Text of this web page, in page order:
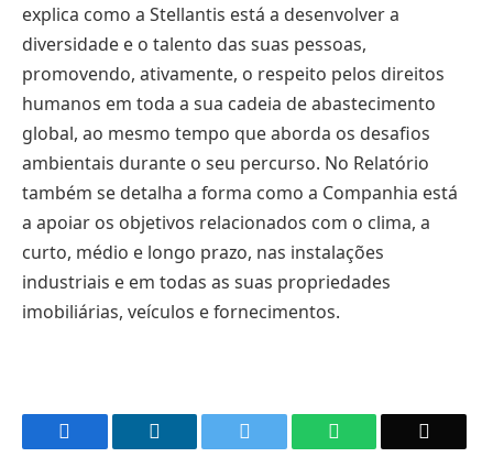
explica como a Stellantis está a desenvolver a
diversidade e o talento das suas pessoas,
promovendo, ativamente, o respeito pelos direitos
humanos em toda a sua cadeia de abastecimento
global, ao mesmo tempo que aborda os desafios
ambientais durante o seu percurso. No Relatório
também se detalha a forma como a Companhia está
a apoiar os objetivos relacionados com o clima, a
curto, médio e longo prazo, nas instalações
industriais e em todas as suas propriedades
imobiliárias, veículos e fornecimentos.
WhatsApp